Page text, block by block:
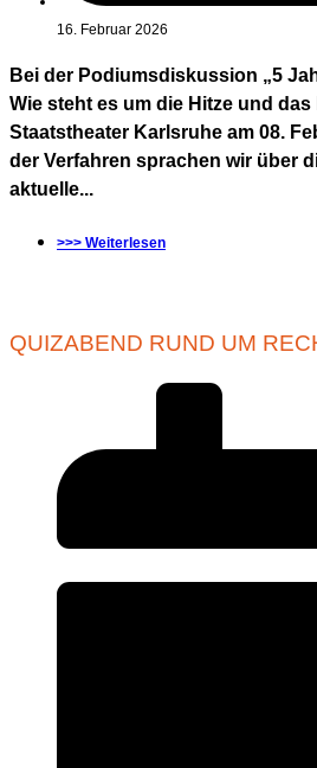
16. Februar 2026
Bei der Podiumsdiskussion „5
Wie steht es um die Hitze und
Staatstheater Karlsruhe am 08.
der Verfahren sprachen wir über
aktuelle...
>>> Weiterlesen
QUIZABEND RUND UM